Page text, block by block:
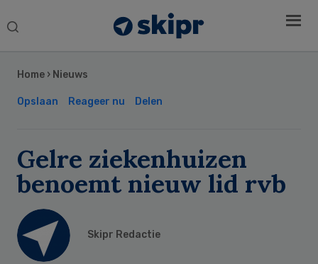
Search
Home › Nieuws
Opslaan Reageer nu Delen
Gelre ziekenhuizen
benoemt nieuw lid rvb
Skipr Redactie
Sidebar